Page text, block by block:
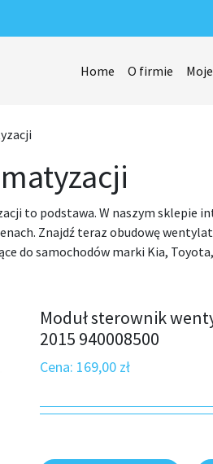
Home O firmie
to podstawa. W naszym sklepie
Znajdź teraz obudowę
do samochodów marki Kia,
Moduł sterownik
2015 940008500
Cena: 169,00 zł